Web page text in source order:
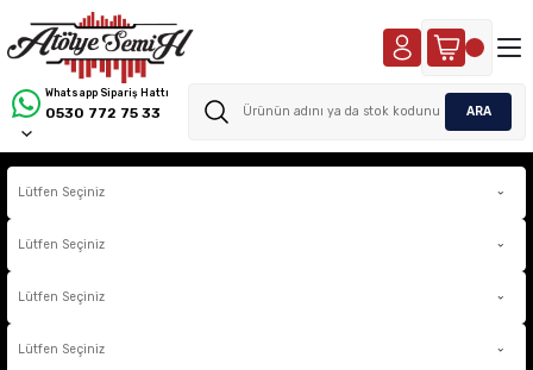
Whatsapp Sipariş Hattı
0530 772 75 33 ARA